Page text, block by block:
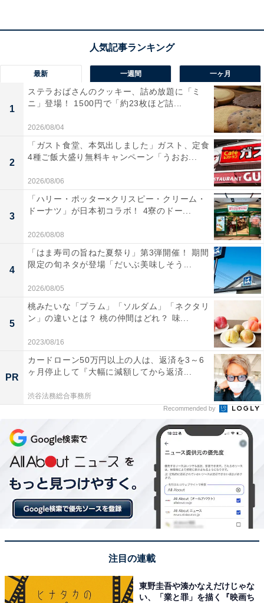
パッケージに「金箔使用」と書かれている「金のポテト
濃厚ステーキ風味」。金箔が使われているポテトスナッ
クというだけでも気になりますが、ポテトの味が濃厚ス
テーキ風味というのはそそられます。
見た目にはさほど金箔は感じませんが、確かに味はステ
ーキに使われているソースっぽい味です。ポテトのスナ
ックとしておいしく、手が止まらなくなります。
銀鮭ミンチが使われている「サーモンのスナッ
ク」
最新 一週間 一ヶ月
1
ステラおばさんのクッキー、詰め放題に「ミ
ニ」登場！ 1500円で「約23枚ほど詰...
2026/08/04
2
「ガスト食堂、本気出しました」ガスト、定食
4種ご飯大盛り無料キャンペーン「うおお...
2026/08/06
3
「ハリー・ポッター×クリスピー・クリーム・
ドーナツ」が日本初コラボ！ 4寮のドー...
2026/08/08
4
「はま寿司の旨ねた夏祭り」第3弾開催！ 期間
限定の旬ネタが登場「だいぶ美味しそう...
2026/08/05
5
桃みたいな「プラム」「ソルダム」「ネクタリ
ン」の違いとは？ 桃の仲間はどれ？ 味...
2023/08/16
PR
カードローン50万円以上の人は、返済を3～6
ヶ月停止して『大幅に減額してから返済...
渋谷法務総合事務所
Recommended by
注目の連載
東野圭吾や湊かなえだけじゃな
い、「業と罪」を描く『映画ち